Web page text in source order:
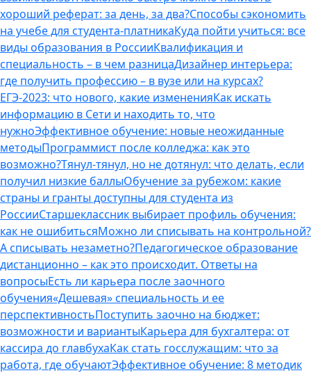
хороший реферат: за день, за два?Способы сэкономить
на учебе для студента-платникаКуда пойти учиться: все
виды образования в РоссииКвалификация и
специальность – в чем разницаДизайнер интерьера:
где получить профессию – в вузе или на курсах?
ЕГЭ-2023: что нового, какие измененияКак искать
информацию в Сети и находить то, что
нужноЭффективное обучение: новые неожиданные
методыПрограммист после колледжа: как это
возможно?Тянул-тянул, но не дотянул: что делать, если
получил низкие баллыОбучение за рубежом: какие
страны и гранты доступны для студента из
РоссииСтаршеклассник выбирает профиль обучения:
как не ошибитьсяМожно ли списывать на контрольной?
А списывать незаметно?Педагогическое образование
дистанционно – как это происходит. Ответы на
вопросыЕсть ли карьера после заочного
обучения«Дешевая» специальность и ее
перспективностьПоступить заочно на бюджет:
возможности и вариантыКарьера для бухгалтера: от
кассира до главбухаКак стать госслужащим: что за
работа, где обучаютЭффективное обучение: 8 методик